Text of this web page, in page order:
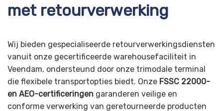
met retourverwerking
Wij bieden gespecialiseerde retourverwerkingsdiensten
vanuit onze gecertificeerde warehousefaciliteit in
Veendam, ondersteund door onze trimodale terminal
die flexibele transportopties biedt. Onze FSSC 22000-
en AEO-certificeringen garanderen veilige en
conforme verwerking van geretourneerde producten